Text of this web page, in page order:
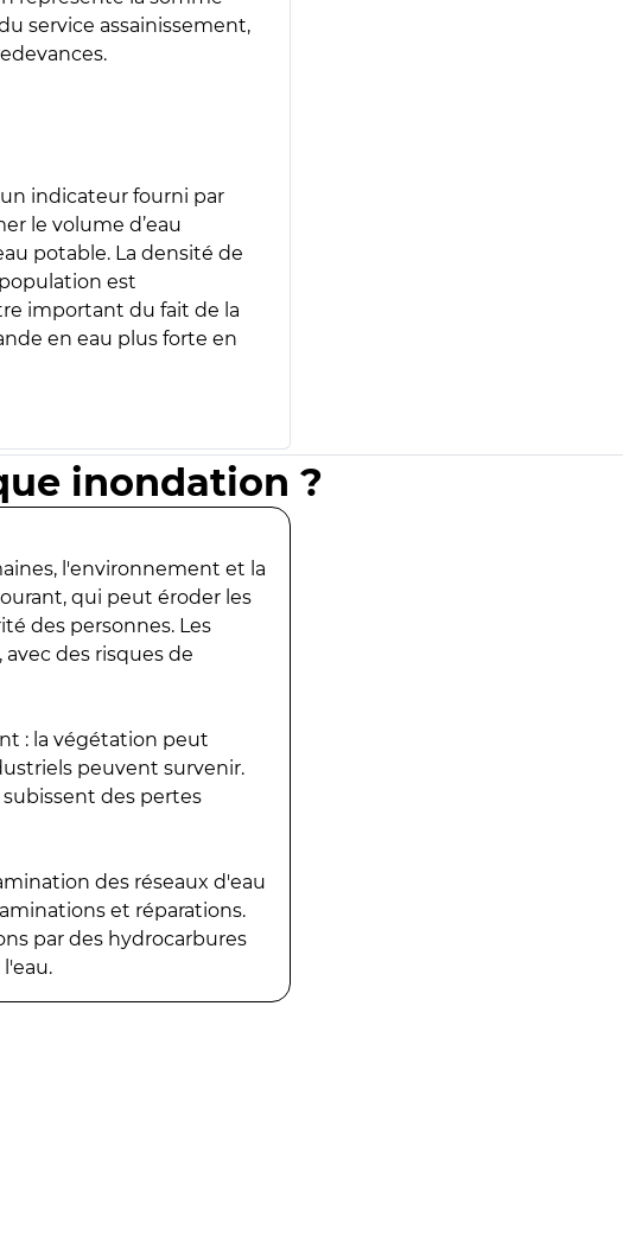
service assainissement,
un indicateur fourni par
le volume d’eau
potable. La densité de
est
important du fait de la
en eau plus forte en
inondation ?
l'environnement et la
qui peut éroder les
des personnes. Les
des risques de
: la végétation peut
peuvent survenir.
des pertes
des réseaux d'eau
et réparations.
par des hydrocarbures